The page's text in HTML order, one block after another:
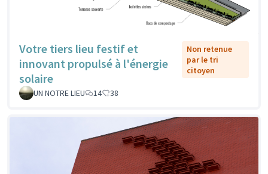
Votre tiers lieu festif et
innovant propulsé à l'énergie
solaire
Non retenue
par le tri
citoyen
UN NOTRE LIEU 14 38